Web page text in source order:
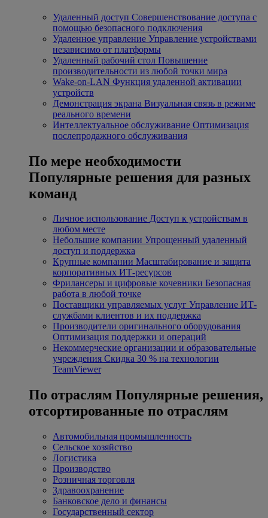
Удаленный доступ Совершенствование доступа с
помощью безопасного подключения
Удаленное управление Управление устройствами
независимо от платформы
Удаленный рабочий стол Повышение
производительности из любой точки мира
Wake-on-LAN Функция удаленной активации
устройств
Демонстрация экрана Визуальная связь в режиме
реального времени
Интеллектуальное обслуживание Оптимизация
послепродажного обслуживания
По мере необходимости
Популярные решения для разных
команд
Личное использование Доступ к устройствам в
любом месте
Небольшие компании Упрощенный удаленный
доступ и поддержка
Крупные компании Масштабирование и защита
корпоративных ИТ-ресурсов
Фрилансеры и цифровые кочевники Безопасная
работа в любой точке
Поставщики управляемых услуг Управление ИТ-
службами клиентов и их поддержка
Производители оригинального оборудования
Оптимизация поддержки и операций
Некоммерческие организации и образовательные
учреждения Скидка 30 % на технологии
TeamViewer
По отраслям Популярные решения,
отсортированные по отраслям
Автомобильная промышленность
Сельское хозяйство
Логистика
Производство
Розничная торговля
Здравоохранение
Банковское дело и финансы
Государственный сектор